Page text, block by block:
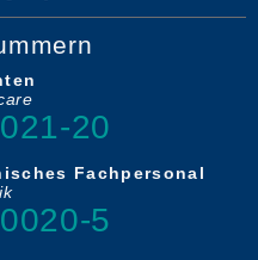
20
Fachpersonal
5